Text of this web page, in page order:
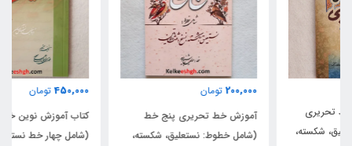
آموزش خط تحریری پنج خط
(شامل خطوط: نستعلیق، شکسته،
کتاب آموزش نوین خط تحریری
(شامل چهار خط نستعلیق، شکسته،